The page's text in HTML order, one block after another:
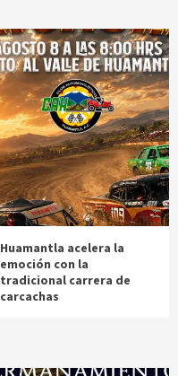
Huamantla acelera la
emoción con la
tradicional carrera de
carcachas